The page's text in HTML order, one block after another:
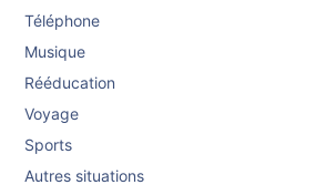
Téléphone
Musique
Rééducation
Voyage
Sports
Autres situations